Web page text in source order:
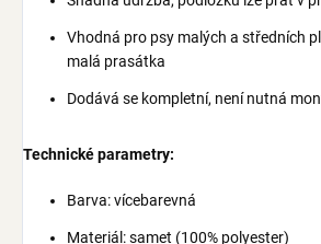
Vhodná pro psy malých a středních
malá prasátka
Dodává se kompletní, není nutná
Technické parametry:
Barva: vícebarevná
Materiál: samet (100% polyester)